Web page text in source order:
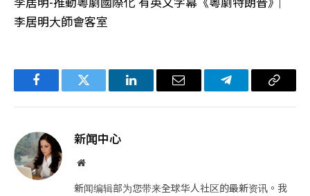
李居明大師會客室
FacebookTwitter LinkedIn电
Telegram复
新闻中心
网
新闻编辑部为您带来全球华人社区的最新资讯。我